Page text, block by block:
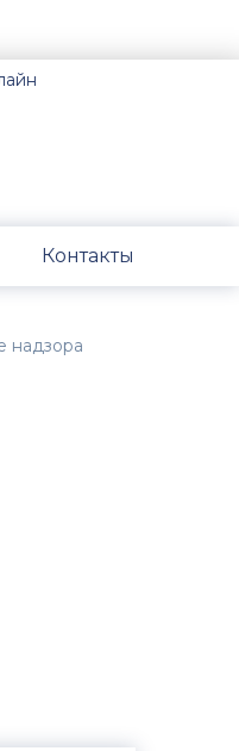
Контакты
надзора